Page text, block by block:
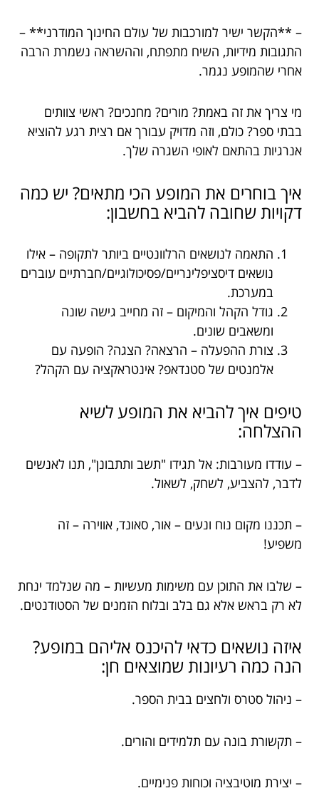
– **הקשר ישיר למורכבות של עולם החינוך המודרני** –
התגובות מידיות, השיח מתפתח, וההשראה נשמרת הרבה
אחרי שהמופע נגמר.
מי צריך את זה באמת? מורים? מחנכים? ראשי צוותים
בבתי ספר? כולם, וזה מדויק עבורך אם רצית רגע להוציא
אנרגיות בהתאם לאופי השגרה שלך.
איך בוחרים את המופע הכי מתאים? יש כמה
דקויות שחובה להביא בחשבון:
התאמה לנושאים הרלוונטיים ביותר לתקופה – אילו
נושאים דיסציפלינריים/פסיכולוגיים/חברתיים עוברים
במערכת.
גודל הקהל והמיקום – זה מחייב גישה שונה
ומשאבים שונים.
צורת ההפעלה – הרצאה? הצגה? הופעה עם
אלמנטים של סטנדאפ? אינטראקציה עם הקהל?
טיפים איך להביא את המופע לשיא
ההצלחה:
– עודדו מעורבות: אל תגידו "תשב ותתבונן", תנו לאנשים
לדבר, להצביע, לשחק, לשאול.
– תכננו מקום נוח ונעים – אור, סאונד, אווירה – זה
משפיע!
– שלבו את התוכן עם משימות מעשיות – מה שנלמד ינחת
לא רק בראש אלא גם בלב ובלוח הזמנים של הסטודנטים.
איזה נושאים כדאי להיכנס אליהם במופע?
הנה כמה רעיונות שמוצאים חן:
– ניהול סטרס ולחצים בבית הספר.
– תקשורת בונה עם תלמידים והורים.
– יצירת מוטיבציה וכוחות פנימיים.